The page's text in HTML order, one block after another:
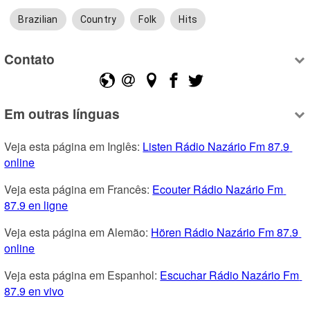
Brazilian Country Folk Hits
Contato
Em outras línguas
Veja esta página em Inglês: Listen Rádio Nazário Fm 87.9
online
Veja esta página em Francês: Ecouter Rádio Nazário Fm
87.9 en ligne
Veja esta página em Alemão: Hören Rádio Nazário Fm 87.9
online
Veja esta página em Espanhol: Escuchar Rádio Nazário Fm
87.9 en vivo